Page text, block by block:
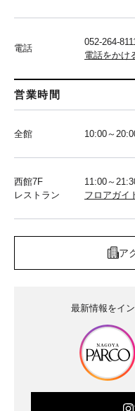
電話
052-264-8111
電話をかけ
営業時間
全館 10:00～
西館7F
レストラン
11:00～
フロアガイ
ア
最新情報をイ